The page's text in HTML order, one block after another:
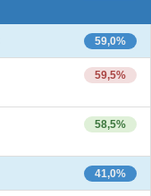
59,0%
59,5%
58,5%
41,0%